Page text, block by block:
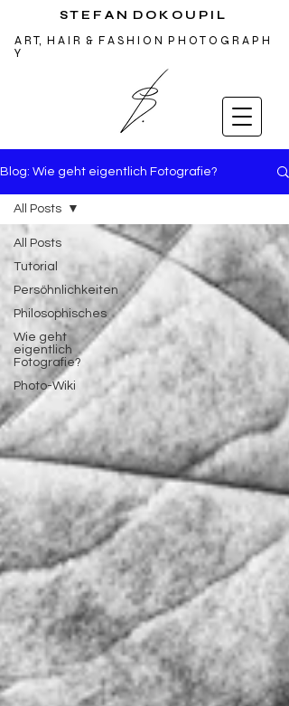
S T E F A N D O K O U P I L
A R T, H A I R & F A S H I O N P H O T O G R A P H
Y
Blog: Wie geht eigentlich Fotografie?
All Posts
Tutorial
Persöhnlichkeiten
Philosophisches
Wie geht
eigentlich
Fotografie?
Photo-Wiki
All Posts